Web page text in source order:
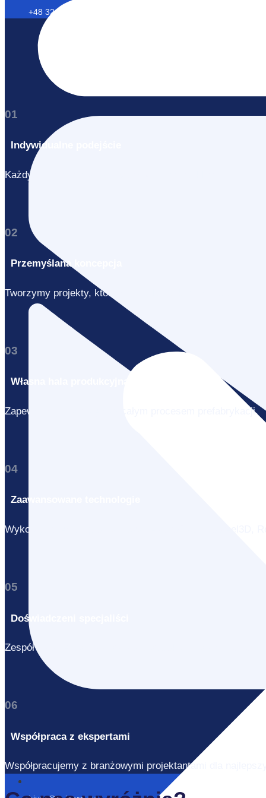
+48 32 768-96-96
01
Indywidualne podejście
Każdy projekt jest dopasowany do potrzeb klienta.
02
Przemyślana koncepcja
Tworzymy projekty, które minimalizują koszty i czas
03
Własna hala produkcyjna
Zapewniamy kontrolę nad całym procesem prefabrykacji.
04
Zaawansowane technologie
Wykorzystujemy oprogramowanie AutoCad, Prosteel3D,
05
Doświadczeni specjaliści
Zespół inżynierów i spawaczy o wysokich kwalifikacjach.
06
Współpraca z ekspertami
Współpracujemy z branżowymi projektantami dla